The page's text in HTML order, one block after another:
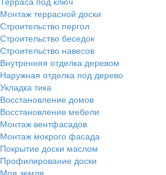
Монтаж террасной доски
Строительство пергол
Строительство беседок
Строительство навесов
Внутренняя отделка деревом
Наружная отделка под дерево
Укладка тика
Восстановление домов
Восстановление мебели
Монтаж вентфасадов
Монтаж мокрого фасада
Покрытие доски маслом
Профилирование доски